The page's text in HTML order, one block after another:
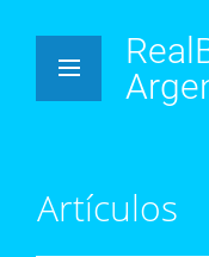
Artículos